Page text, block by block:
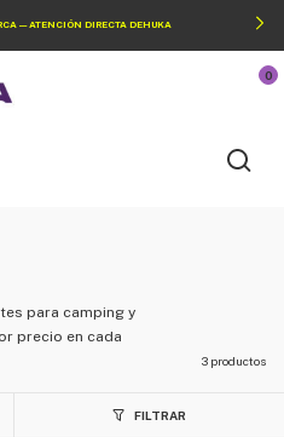
— ATENCIÓN DIRECTA DEHUKA
0
para camping y
precio en cada
3 productos
FILTRAR